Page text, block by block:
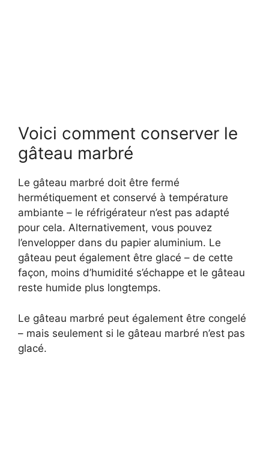
Voici comment conserver le
gâteau marbré
Le gâteau marbré doit être fermé
hermétiquement et conservé à température
ambiante – le réfrigérateur n’est pas adapté
pour cela. Alternativement, vous pouvez
l’envelopper dans du papier aluminium. Le
gâteau peut également être glacé – de cette
façon, moins d’humidité s’échappe et le gâteau
reste humide plus longtemps.
Le gâteau marbré peut également être congelé
– mais seulement si le gâteau marbré n’est pas
glacé.